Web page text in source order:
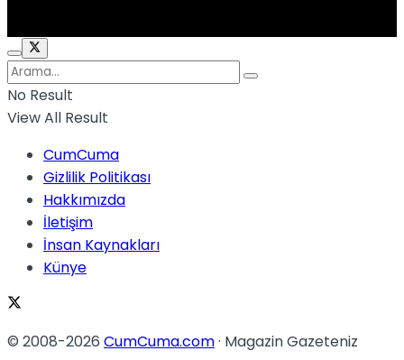
No Result
View All Result
CumCuma
Gizlilik Politikası
Hakkımızda
İletişim
İnsan Kaynakları
Künye
© 2008-2026 CumCuma.com· Magazin Gazeteniz